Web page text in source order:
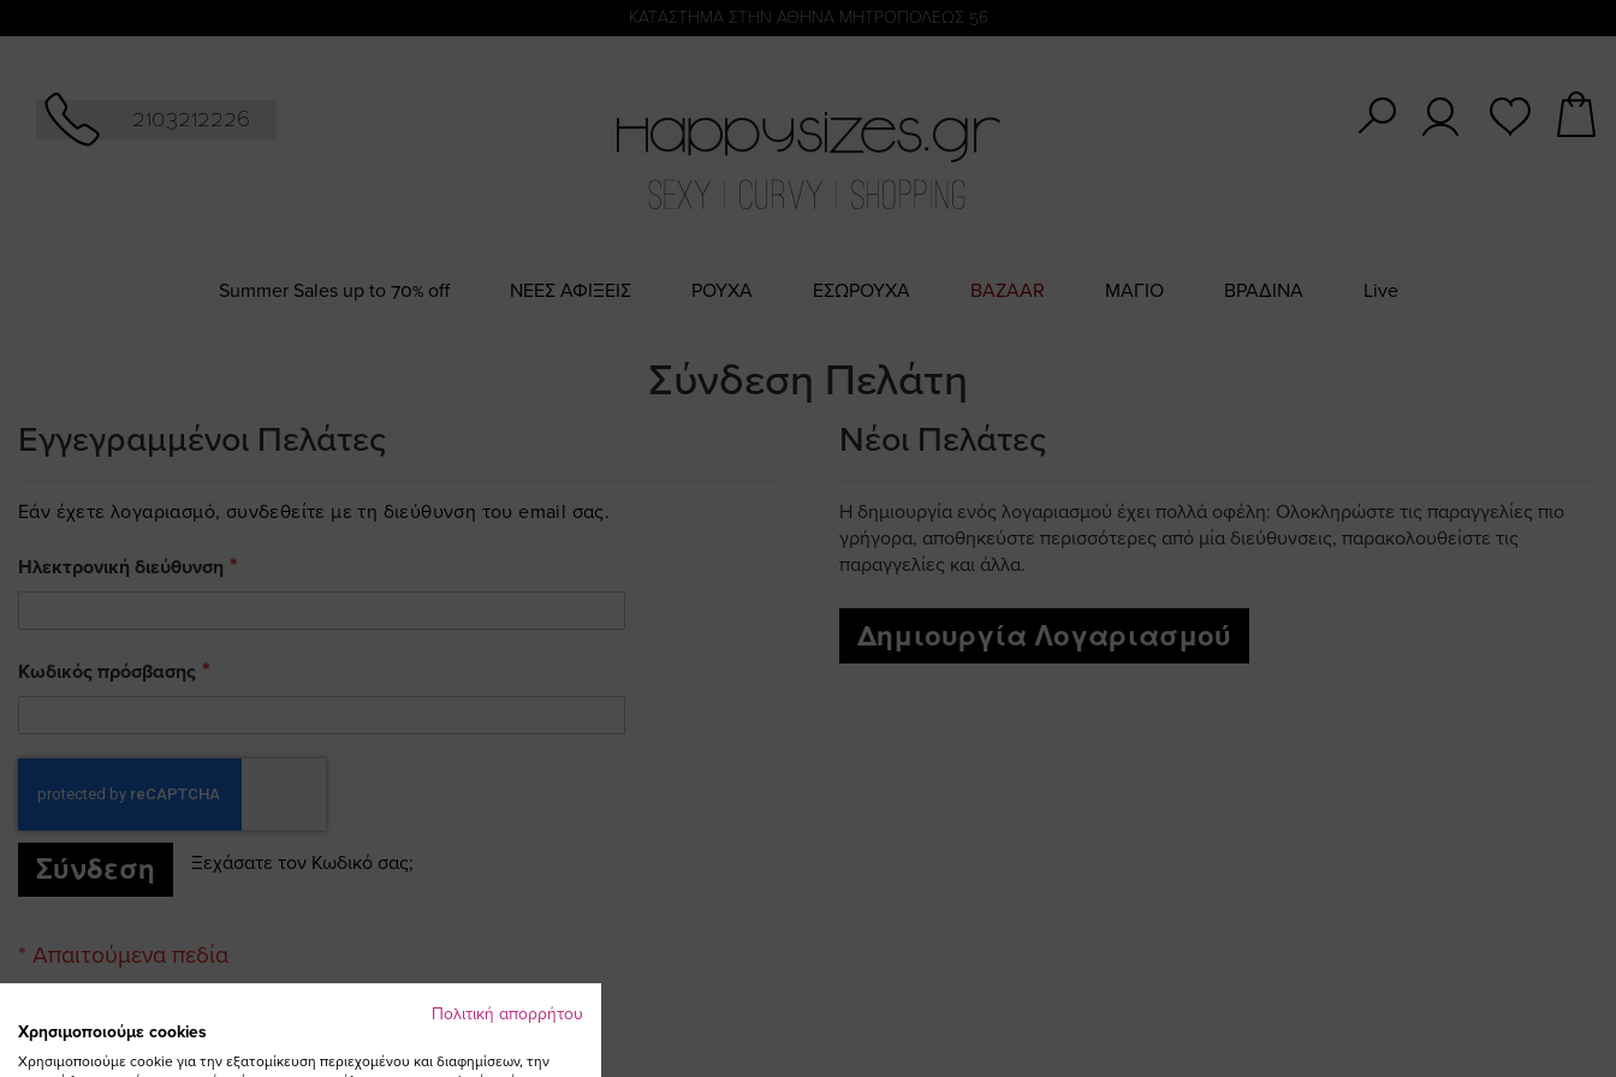
KATΑΣΤΗΜΑ ΣΤΗΝ ΑΘΗΝΑ ΜΗΤΡΟΠΟΛΕΩΣ 56
2103212226
Summer Sales up to 70% off NΕΕΣ ΑΦΙΞΕΙΣ ΡΟΥΧΑ ΕΣΩΡΟΥΧΑ BAZAAR ΜΑΓΙΟ ΒΡΑΔΙΝΑ Live
Σύνδεση Πελάτη
Εγγεγραμμένοι Πελάτες
Εάν έχετε λογαριασμό, συνδεθείτε με τη διεύθυνση του email σας.
Ηλεκτρονική διεύθυνση
Κωδικός πρόσβασης
Σύνδεση Ξεχάσατε τον Κωδικό σας;
Νέοι Πελάτες
Η δημιουργία ενός λογαριασμού έχει πολλά οφέλη: Ολοκληρώστε τις παραγγελίες πιο
γρήγορα, αποθηκεύστε περισσότερες από μία διεύθυνσεις, παρακολουθείστε τις
παραγγελίες και άλλα.
Δημιουργία Λογαριασμού
Πολιτική απορρήτου
Χρησιμοποιούμε cookies
Χρησιμοποιούμε cookie για την εξατομίκευση περιεχομένου και διαφημίσεων, την